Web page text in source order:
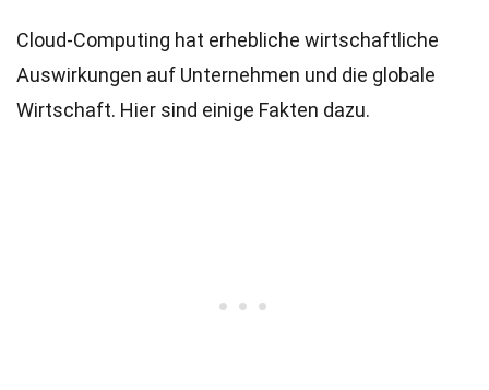
Cloud-Computing hat erhebliche wirtschaftliche
Auswirkungen auf Unternehmen und die globale
Wirtschaft. Hier sind einige Fakten dazu.